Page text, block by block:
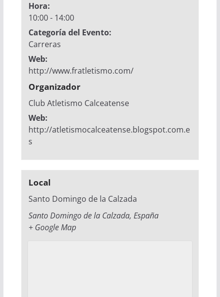
Hora:
10:00 - 14:00
Categoría del Evento:
Carreras
Web:
http://www.fratletismo.com/
Organizador
Club Atletismo Calceatense
Web:
http://atletismocalceatense.blogspot.com.e
s
Local
Santo Domingo de la Calzada
Santo Domingo de la Calzada, España
+ Google Map